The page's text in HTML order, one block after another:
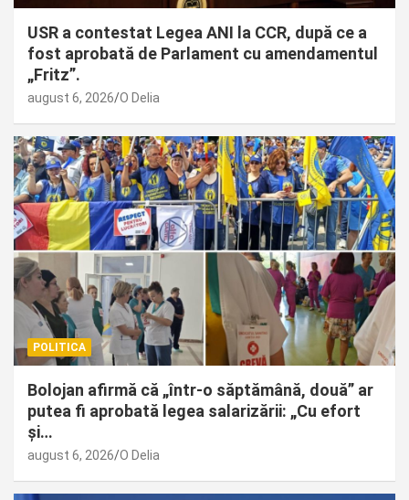
USR a contestat Legea ANI la CCR, după ce a
fost aprobată de Parlament cu amendamentul
„Fritz”.
august 6, 2026 O Delia
POLITICA
Bolojan afirmă că „într-o săptămână, două” ar
putea fi aprobată legea salarizării: „Cu efort
și…
august 6, 2026 O Delia